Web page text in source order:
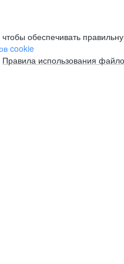
обеспечивать
cookie
Правила использования